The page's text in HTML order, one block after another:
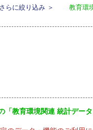
さらに絞り込み ＞
教育環
「教育環境関連 統計デー